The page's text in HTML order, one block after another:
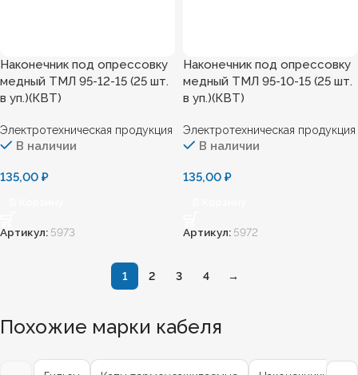
Наконечник под опресcовку
медный ТМЛ 95-12-15 (25 шт.
в уп.)(КВТ)
Электротехническая продукция
В наличии
135,00 ₽
Артикул: 5973
Наконечник под опресcовку
медный ТМЛ 95-10-15 (25 шт.
в уп.)(КВТ)
Электротехническая продукция
В наличии
135,00 ₽
Артикул: 5972
1 2 3 4 →
Похожие марки кабеля